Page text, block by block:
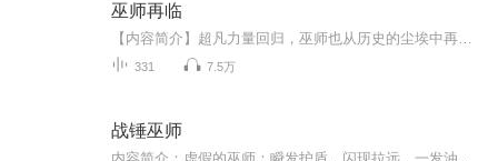
巫师再临
331 7.5万
战锤巫师